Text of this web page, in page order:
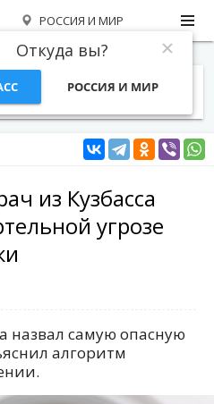
РОССИЯ И МИР
Откуда вы?
РОССИЯ И МИР
ТЕМЫ ФОТО
из Кузбасса
угрозе
назвал самую опасную
алгоритм